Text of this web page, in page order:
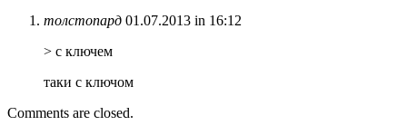
толстопард 01.07.2013 in 16:12
> с ключем
таки с ключом
Comments are closed.